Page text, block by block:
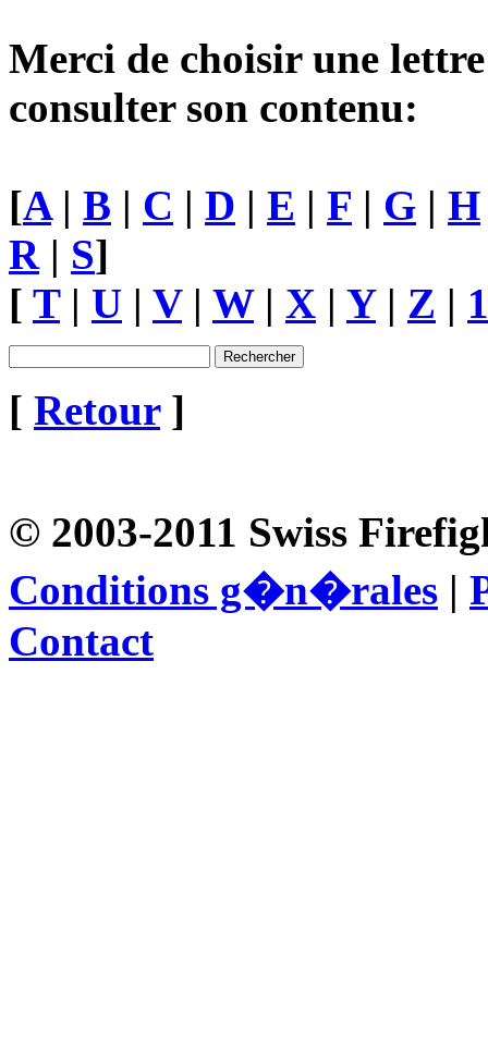
Merci de choisir une
consulter son contenu:
[A| B | C | D | E | F | G | H
R| S]
[ T| U | V| W| X | Y| Z | 1
[ Retour]
© 2003-2011 Swiss
Conditions g�n�rales |
Contact